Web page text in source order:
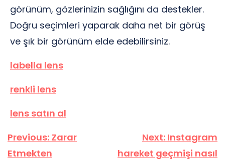
görünüm, gözlerinizin sağlığını da destekler.
Doğru seçimleri yaparak daha net bir görüş
ve şık bir görünüm elde edebilirsiniz.
labella lens
renkli lens
lens satın al
Yazı
gezinmesi
Previous: Zarar
Etmekten
Next: Instagram
hareket geçmişi nasıl